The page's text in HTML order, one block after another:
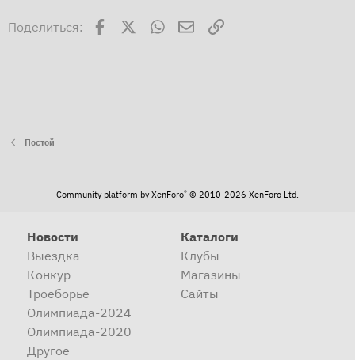
Поделиться: Facebook WhatsAppЭлектронная почта
Ссылка
Постой
Community platform by XenForo® © 2010-2026 XenForo Ltd.
Новости
Выездка
Конкур
Троеборье
Олимпиада-2024
Олимпиада-2020
Другое
Каталоги
Клубы
Магазины
Сайты